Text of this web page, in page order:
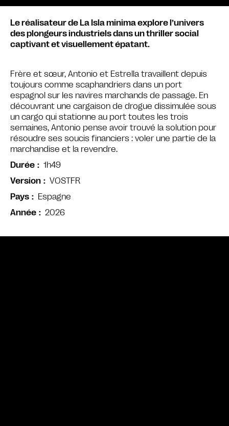
Le réalisateur de La Isla minima explore l’univers
des plongeurs industriels dans un thriller social
captivant et visuellement épatant.
Frère et sœur, Antonio et Estrella travaillent depuis
toujours comme scaphandriers dans un port
espagnol sur les navires marchands de passage. En
découvrant une cargaison de drogue dissimulée sous
un cargo qui stationne au port toutes les trois
semaines, Antonio pense avoir trouvé la solution pour
résoudre ses soucis financiers : voler une partie de la
marchandise et la revendre.
Durée
1h49
Version
VOSTFR
Pays
Espagne
Année
2026